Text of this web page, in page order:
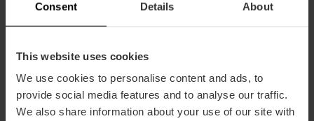
Consent Details About
This website uses cookies
We use cookies to personalise content and ads, to
provide social media features and to analyse our traffic.
We also share information about your use of our site with
Com arribar
Metro